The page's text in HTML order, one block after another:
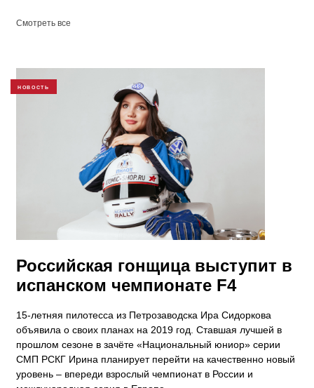
Смотреть все
НОВОСТЬ
Российская гонщица выступит в
испанском чемпионате F4
15-летняя пилотесса из Петрозаводска Ира Сидоркова
объявила о своих планах на 2019 год. Ставшая лучшей в
прошлом сезоне в зачёте «Национальный юниор» серии
СМП РСКГ Ирина планирует перейти на качественно новый
уровень – впереди взрослый чемпионат в России и